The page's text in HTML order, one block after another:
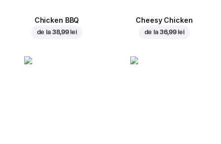
Chicken BBQ
de la 38,99 lei
Cheesy Chicken
de la 36,99 lei